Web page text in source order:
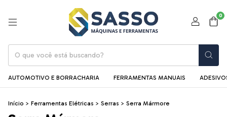
0
AUTOMOTIVO E BORRACHARIA FERRAMENTAS MANUAIS
Início > Ferramentas Elétricas > Serras > Serra Mármore